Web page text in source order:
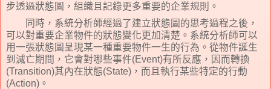
步透過狀態圖，組織且記錄更多重要的企業規則。
同時，系統分析師經過了建立狀態圖的思考過程之後，
可以對重要企業物件的狀態變化更加清楚。系統分析師可以
用一張狀態圖呈現某一種重要物件一生的行為。從物件誕生
到滅亡期間，它會對哪些事件(Event)有所反應，因而轉換
(Transition)其內在狀態(State) ，而且執行某些特定的行動
(Action) 。